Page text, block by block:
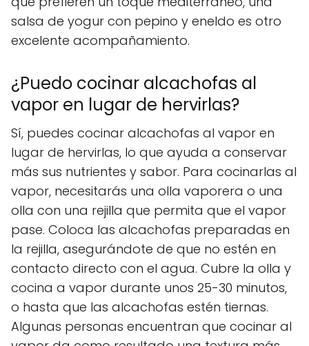
salsa de yogur con pepino y eneldo es otro
excelente acompañamiento.
¿Puedo cocinar alcachofas al
vapor en lugar de hervirlas?
Sí, puedes cocinar alcachofas al vapor en
lugar de hervirlas, lo que ayuda a conservar
más sus nutrientes y sabor. Para cocinarlas al
vapor, necesitarás una olla vaporera o una
olla con una rejilla que permita que el vapor
pase. Coloca las alcachofas preparadas en
la rejilla, asegurándote de que no estén en
contacto directo con el agua. Cubre la olla y
cocina a vapor durante unos 25-30 minutos,
o hasta que las alcachofas estén tiernas.
Algunas personas encuentran que cocinar al